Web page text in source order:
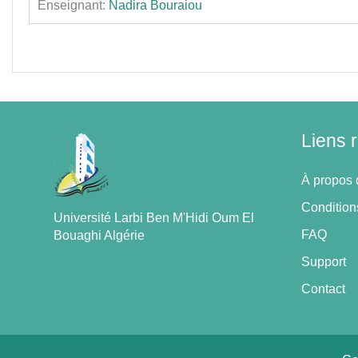
Enseignant: Nadira Bouraiou
Université Larbi Ben M'Hidi Oum El
Bouaghi Algérie
Liens
À propos
FAQ
Support
Contact